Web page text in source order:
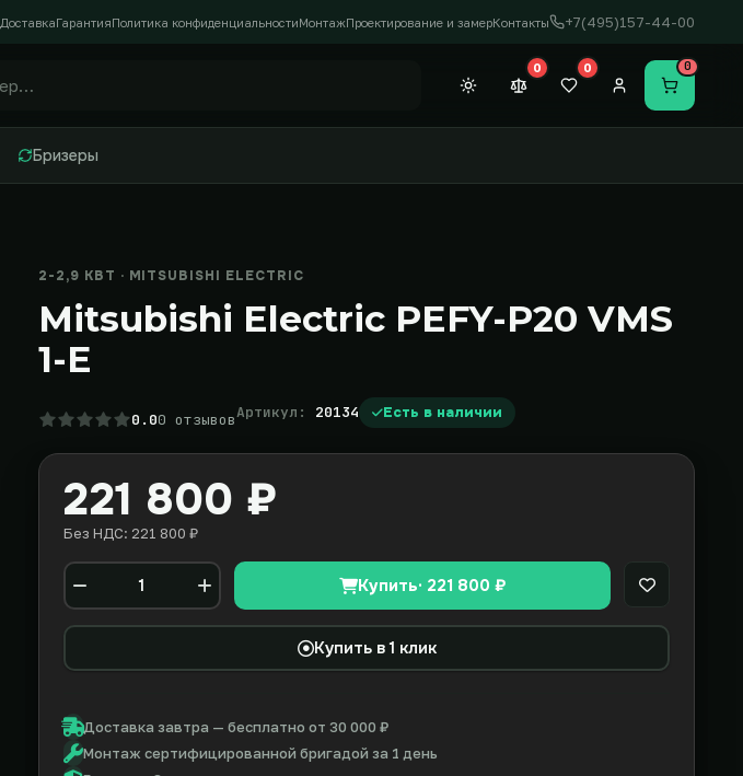
ДоставкаГарантияПолитика конфиденциальностиМонтажПроектирование и замерКонтакты +7(495)157-44-00
Темная тема
0 0
Перейти
0
Бризеры
2-2,9 КВТ · MITSUBISHI ELECTRIC
Mitsubishi Electric PEFY-P20 VMS
1-E
0.00 отзывовАртикул: 20134 Есть в наличии
221 800 ₽
Без НДС: 221 800 ₽
Количество Купить· 221 800 ₽ В закладки
Купить в 1 клик
Доставка завтра — бесплатно от 30 000 ₽
Монтаж сертифицированной бригадой за 1 день